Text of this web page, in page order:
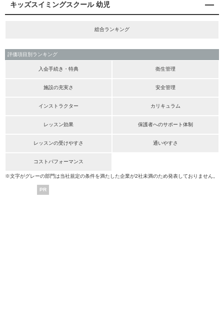
キッズスイミングスクール 幼児
総合ランキング
評価項目別ランキング
入会手続き・特典 衛生管理
施設の充実さ 安全管理
インストラクター カリキュラム
レッスン効果 保護者へのサポート体制
レッスンの受けやすさ 通いやすさ
コストパフォーマンス
※文字がグレーの部門は当社規定の条件を満たした企業が2社未満のため発表しておりません。
PR